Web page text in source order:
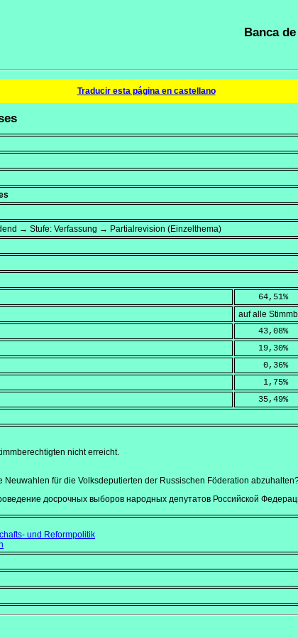
Banca
Traducir esta página en castellano
→ Stufe: Verfassung → Partialrevision (Einzelthema)
    64,51
%
auf alle
    43,08
%
    19,30
%
     0,36
%
     1,75
%
    35,49
%
nicht erreicht.
Neuwahlen für die Volksdeputierten der Russischen Föderation
досрочных выборов народных депутатов Российской
und Reformpolitik